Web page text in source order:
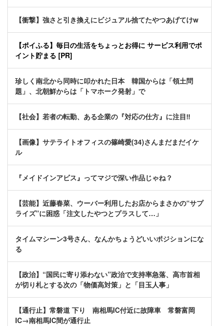
【衝撃】強さと引き換えにビジュアル捨てたやつあげてけw
【ポイふる】毎日の生活をちょっとお得に サービス利用でポ
イント貯まる [PR]
珍しく南北から同時に叩かれた日本 韓国からは「領土問
題」、北朝鮮からは「トマホーク発射」で
【社会】若者の転勤、ある企業の『対応の仕方』に注目‼
【画像】サテライトオフィスの篠崎愛(34)さんまだまだイケ
ル
『メイドインアビス』ってマジで深い作品じゃね？
【芸能】近藤春菜、ウーバー利用したお店からまさかの“サプ
ライズ”に困惑「注文したやつとプラスして…」
タイムマシーン3号さん、なんかちょうどいいポジションにな
る
【政治】“国民に寄り添わない”政治で支持率急落、高市首相
が切り札とする次の「物価高対策」と「目玉人事」
【通行止】常磐道 下り 南相馬IC付近に故障車 常磐富岡
IC→南相馬IC間が通行止